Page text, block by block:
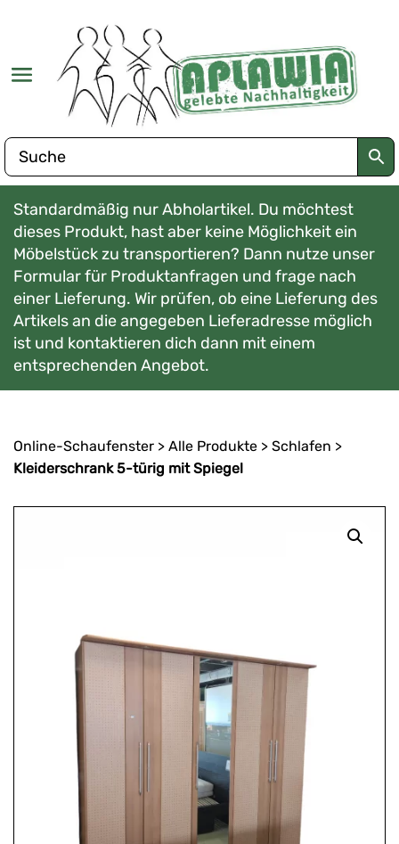
Standardmäßig nur Abholartikel. Du möchtest
dieses Produkt, hast aber keine Möglichkeit ein
Möbelstück zu transportieren? Dann nutze unser
Formular für Produktanfragen und frage nach
einer Lieferung. Wir prüfen, ob eine Lieferung des
Artikels an die angegeben Lieferadresse möglich
ist und kontaktieren dich dann mit einem
entsprechenden Angebot.
Online-Schaufenster > Alle Produkte > Schlafen >
Kleiderschrank 5-türig mit Spiegel